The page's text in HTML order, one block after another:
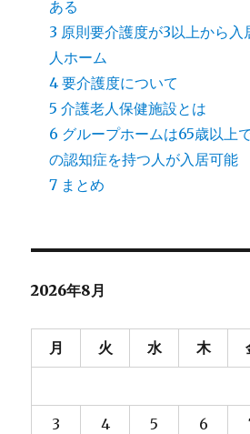
ある
3 原則要介護度が3以上から
人ホーム
4 要介護度について
5 介護老人保健施設とは
6 グループホームは65歳以上
の認知症を持つ人が入居可能
7 まとめ
2026年8月
月 火 水 木
3 4 5 6